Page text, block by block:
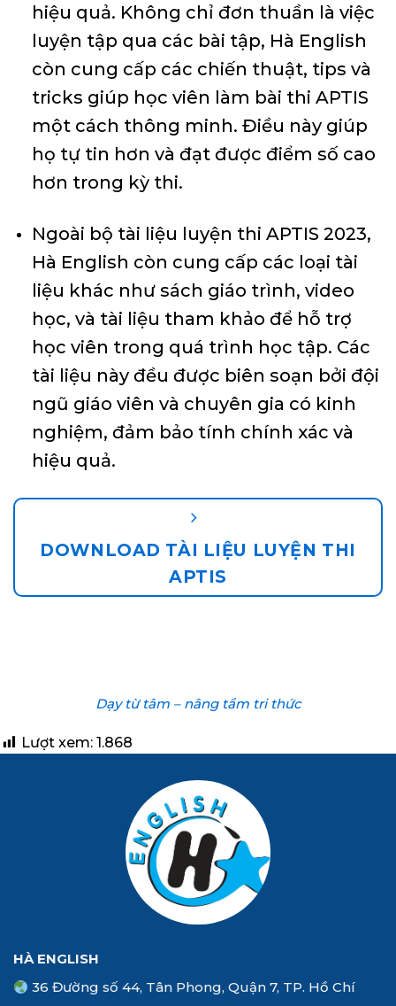
hiệu quả. Không chỉ đơn thuần là việc
luyện tập qua các bài tập, Hà English
còn cung cấp các chiến thuật, tips và
tricks giúp học viên làm bài thi APTIS
một cách thông minh. Điều này giúp
họ tự tin hơn và đạt được điểm số cao
hơn trong kỳ thi.
Ngoài bộ tài liệu luyện thi APTIS 2023,
Hà English còn cung cấp các loại tài
liệu khác như sách giáo trình, video
học, và tài liệu tham khảo để hỗ trợ
học viên trong quá trình học tập. Các
tài liệu này đều được biên soạn bởi đội
ngũ giáo viên và chuyên gia có kinh
nghiệm, đảm bảo tính chính xác và
hiệu quả.
DOWNLOAD TÀI LIỆU LUYỆN THI
APTIS
Dạy từ tâm – nâng tầm tri thức
Lượt xem: 1.868
HÀ ENGLISH
36 Đường số 44, Tân Phong, Quận 7, TP. Hồ Chí